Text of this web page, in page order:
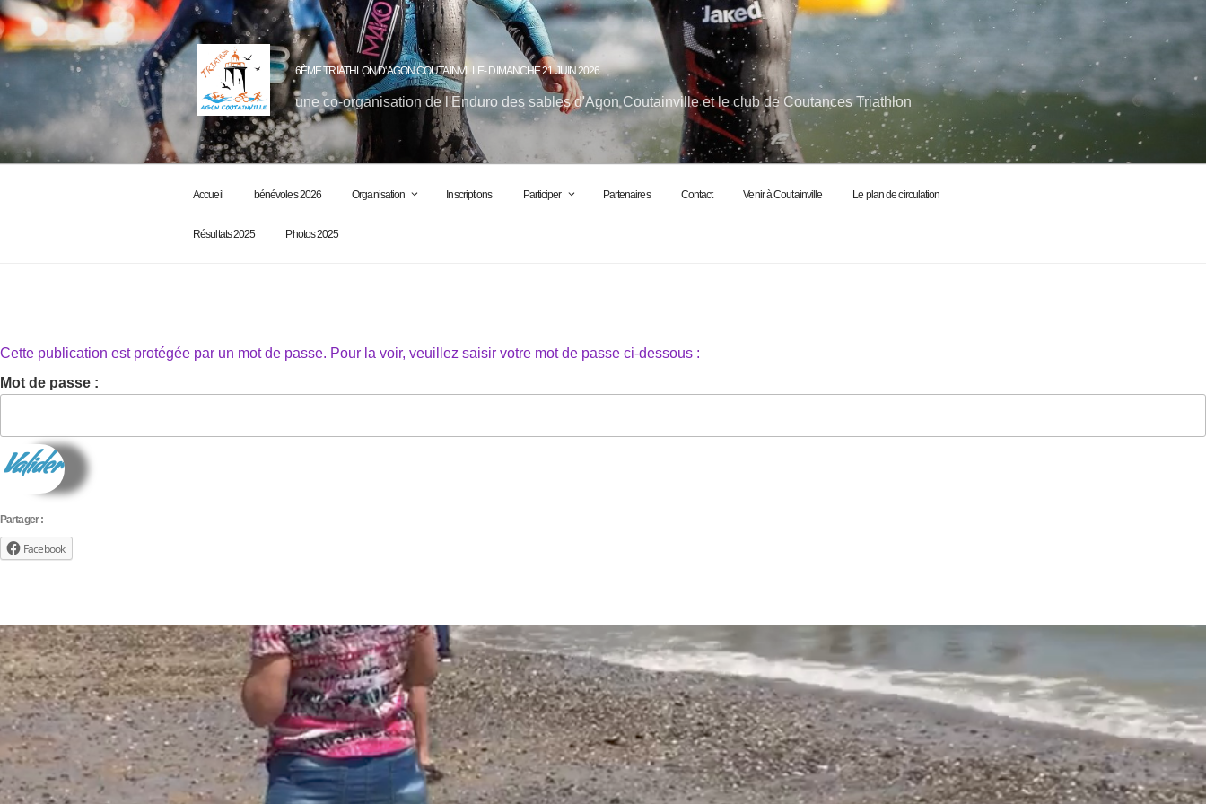
6ÈME TRIATHLON D'AGON COUTAINVILLE- DIMANCHE 21 JUIN 2026
une co-organisation de l'Enduro des sables d'Agon Coutainville et le club de Coutances Triathlon
Accueil bénévoles 2026 Organisation Inscriptions Participer Partenaires Contact Venir à Coutainville Le plan de circulation
Résultats 2025 Photos 2025
Cette publication est protégée par un mot de passe. Pour la voir, veuillez saisir votre mot de passe ci-dessous :
Mot de passe :
Partager :
Facebook